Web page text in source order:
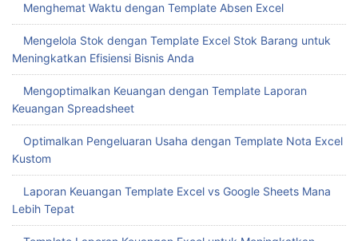
Menghemat Waktu dengan Template Absen Excel
Mengelola Stok dengan Template Excel Stok Barang untuk
Meningkatkan Efisiensi Bisnis Anda
Mengoptimalkan Keuangan dengan Template Laporan
Keuangan Spreadsheet
Optimalkan Pengeluaran Usaha dengan Template Nota Excel
Kustom
Laporan Keuangan Template Excel vs Google Sheets Mana
Lebih Tepat